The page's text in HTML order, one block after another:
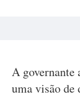
A governante
uma visão de